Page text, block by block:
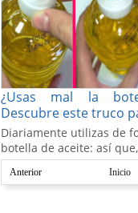
¿Usas mal la
Descubre este truco
Diariamente utilizas de
botella de aceite: así
Anterior Inicio